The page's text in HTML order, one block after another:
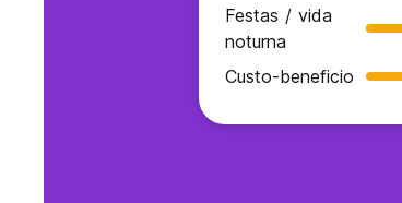
Festas / vida
noturna
Custo-beneficio